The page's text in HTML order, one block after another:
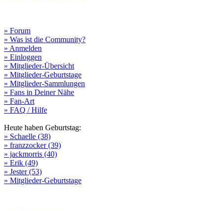
» Forum
» Was ist die Community?
» Anmelden
» Einloggen
» Mitglieder-Übersicht
» Mitglieder-Geburtstage
» Mitglieder-Sammlungen
» Fans in Deiner Nähe
» Fan-Art
» FAQ / Hilfe
Heute haben Geburtstag:
» Schaelle (38)
» franzzocker (39)
» jackmorris (40)
» Erik (49)
» Jester (53)
» Mitglieder-Geburtstage